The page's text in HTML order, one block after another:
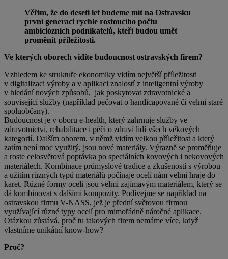
Věřím, že do deseti let budeme mít na Ostravsku
první generaci rychle rostoucího počtu
ambiciózních podnikatelů, kteří budou umět
proměnit příležitosti.
Ve kterých oborech vidíte budoucnost ostravských firem?
Vzhledem ke struktuře ekonomiky vidím největší příležitosti
v digitalizaci výroby a v aplikaci znalostí z inteligentní výroby
v hledání nových způsobů, jak poskytovat zdravotnické a
související služby (například pečovat o handicapované či velmi staré
spoluobčany).
Budoucnost je v oboru e-health, který zahrnuje služby ve
zdravotnictví, rehabilitace i péči o zdraví lidí všech věkových
kategorií. Dalším oborem, v němž vidím velkou příležitost a který
zatím není moc využitý, jsou nové materiály. Výrazně se proměňuje
a roste celosvětová poptávka po speciálních kovových i nekovových
materiálech. Kombinace průmyslové tradice a zkušeností s výrobou
a užitím různých typů materiálů počínaje ocelí nám velmi hraje do
karet. Různé formy oceli jsou velmi zajímavým materiálem, který se
dá kombinovat s dalšími kompozity. Podívejme se například na
ostravskou firmu V-NASS, jež je přední světovou firmou
využívající různé typy ocelí pro mimořádně náročné aplikace.
Otázkou zůstává, proč tu takových firem nemáme více, když
vlastníme unikátní know-how?
Proč?